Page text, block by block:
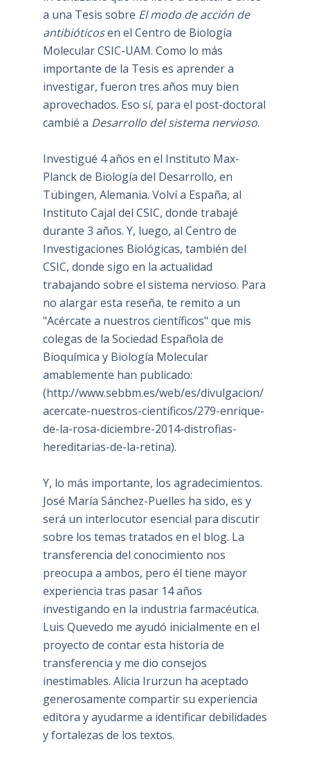
a una Tesis sobre El modo de acción de
antibióticosen el Centro de Biología
Molecular CSIC-UAM. Como lo más
importante de la Tesis es aprender a
investigar, fueron tres años muy bien
aprovechados. Eso sí, para el post-doctoral
cambié a Desarrollo del sistema nervioso.
Investigué 4 años en el Instituto Max-
Planck de Biología del Desarrollo, en
Tübingen, Alemania. Volví a España, al
Instituto Cajal del CSIC, donde trabajé
durante 3 años. Y, luego, al Centro de
Investigaciones Biológicas, también del
CSIC, donde sigo en la actualidad
trabajando sobre el sistema nervioso. Para
no alargar esta reseña, te remito a un
"Acércate a nuestros científicos" que mis
colegas de la Sociedad Española de
Bioquímica y Biología Molecular
amablemente han publicado:
(http://www.sebbm.es/web/es/divulgacion/
acercate-nuestros-cientificos/279-enrique-
de-la-rosa-diciembre-2014-distrofias-
hereditarias-de-la-retina).
Y, lo más importante, los agradecimientos.
José María Sánchez-Puelles ha sido, es y
será un interlocutor esencial para discutir
sobre los temas tratados en el blog. La
transferencia del conocimiento nos
preocupa a ambos, pero él tiene mayor
experiencia tras pasar 14 años
investigando en la industria farmacéutica.
Luis Quevedo me ayudó inicialmente en el
proyecto de contar esta historia de
transferencia y me dio consejos
inestimables. Alicia Irurzun ha aceptado
generosamente compartir su experiencia
editora y ayudarme a identificar debilidades
y fortalezas de los textos.